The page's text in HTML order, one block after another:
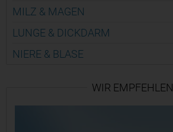
MILZ & MAGEN
LUNGE & DICK­DARM
NIERE & BLASE
WIR EMPFEHLEN